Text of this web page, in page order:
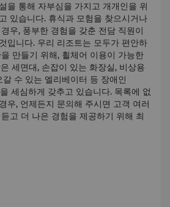
을 통해 자부심을 가지고 개개인을 위
있습니다. 휴식과 모험을 찾으시거나
우, 풍부한 경험을 갖춘 전담 직원이
입니다. 우리 리조트는 모두가 편안하
만들기 위해, 휠체어 이용이 가능한
세면대, 손잡이 있는 화장실, 비상용
수 있는 엘리베이터 등 장애인
세심하게 갖추고 있습니다. 목록에 없
우, 언제든지 문의해 주시면 고객 여러
고 더 나은 경험을 제공하기 위해 최